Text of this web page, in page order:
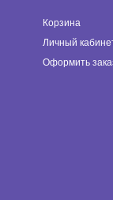
Корзина
Личный
Оформить